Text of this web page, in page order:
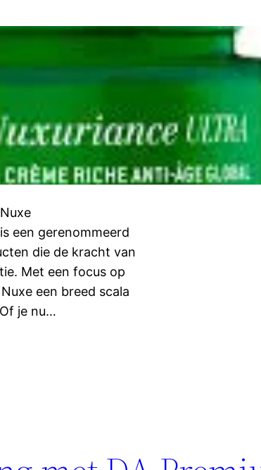
een gerenommeerd
die de kracht van
Met een focus op
een breed scala
je nu…